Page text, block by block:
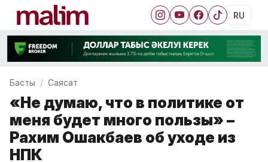
RU
Басты Саясат
«Не думаю, что в политике от
меня будет много пользы» –
Рахим Ошакбаев об уходе из
НПК